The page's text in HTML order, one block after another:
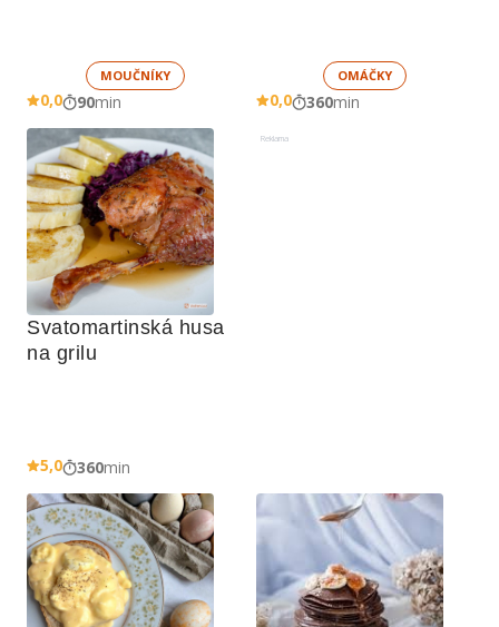
MOUČNÍKY
0,0 90min
OMÁČKY
0,0 360min
Svatomartinská husa
na grilu
5,0 360min
Reklama